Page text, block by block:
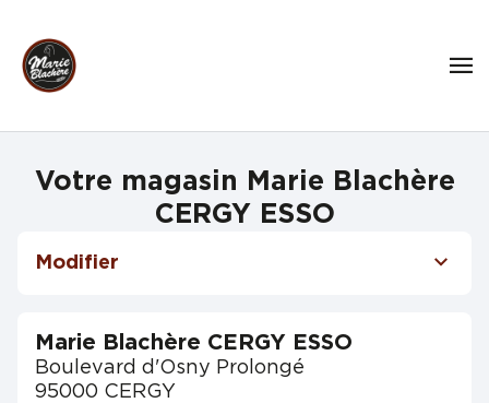
Votre magasin Marie Blachère
CERGY ESSO
Modifier
Marie Blachère CERGY ESSO
Boulevard d'Osny Prolongé
95000 CERGY